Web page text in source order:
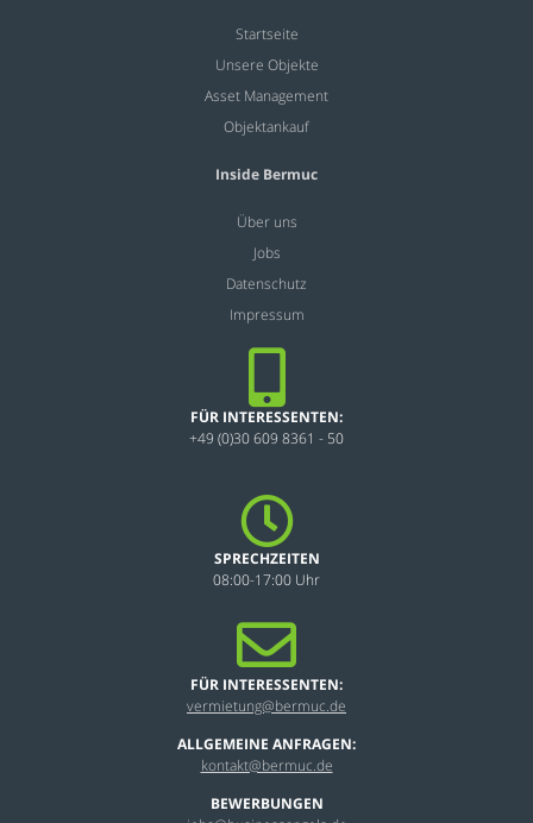
Startseite
Unsere Objekte
Asset Management
Objektankauf
Inside Bermuc
Über uns
Jobs
Datenschutz
Impressum
FÜR INTERESSENTEN:
+49 (0)30 609 8361 - 50
SPRECHZEITEN
08:00-17:00 Uhr
FÜR INTERESSENTEN:
vermietung@bermuc.de
ALLGEMEINE ANFRAGEN:
kontakt@bermuc.de
BEWERBUNGEN